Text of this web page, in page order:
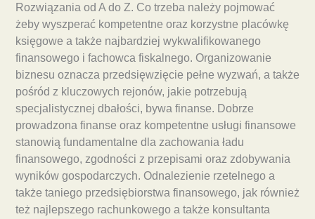
Rozwiązania od A do Z. Co trzeba należy pojmować
żeby wyszperać kompetentne oraz korzystne placówkę
księgowe a także najbardziej wykwalifikowanego
finansowego i fachowca fiskalnego. Organizowanie
biznesu oznacza przedsięwzięcie pełne wyzwań, a także
pośród z kluczowych rejonów, jakie potrzebują
specjalistycznej dbałości, bywa finanse. Dobrze
prowadzona finanse oraz kompetentne usługi finansowe
stanowią fundamentalne dla zachowania ładu
finansowego, zgodności z przepisami oraz zdobywania
wyników gospodarczych. Odnalezienie rzetelnego a
także taniego przedsiębiorstwa finansowego, jak również
też najlepszego rachunkowego a także konsultanta